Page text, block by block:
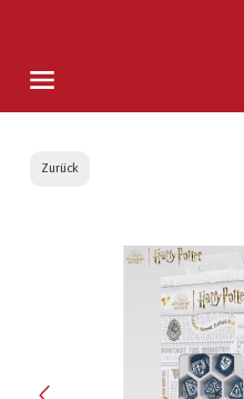
Zurück
Bildergalerie überspringen